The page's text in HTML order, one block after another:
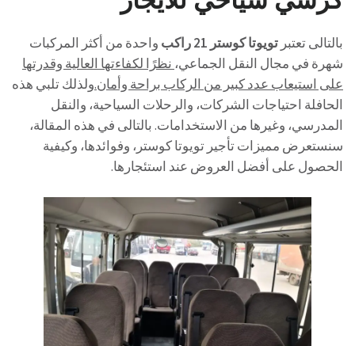
بالتالى تعتبر تويوتا كوستر 21 راكب
واحدة من أكثر المركبات
شهرة في مجال النقل الجماعي، نظرًا لكفاءتها العالية وقدرتها
على استيعاب عدد كبير من الركاب براحة وأمان.ولذلك تلبي هذه
الحافلة احتياجات الشركات، والرحلات السياحية، والنقل
المدرسي، وغيرها من الاستخدامات. بالتالى في هذه المقالة،
سنستعرض مميزات تأجير تويوتا كوستر، وفوائدها، وكيفية
الحصول على أفضل العروض عند استئجارها.